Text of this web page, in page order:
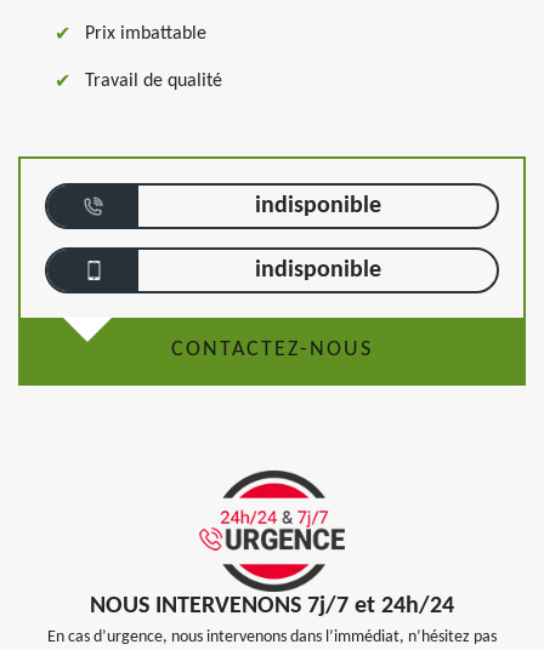
Prix imbattable
Travail de qualité
indisponible
indisponible
CONTACTEZ-NOUS
NOUS INTERVENONS 7j/7 et 24h/24
En cas d’urgence, nous intervenons dans l’immédiat, n’hésitez pas